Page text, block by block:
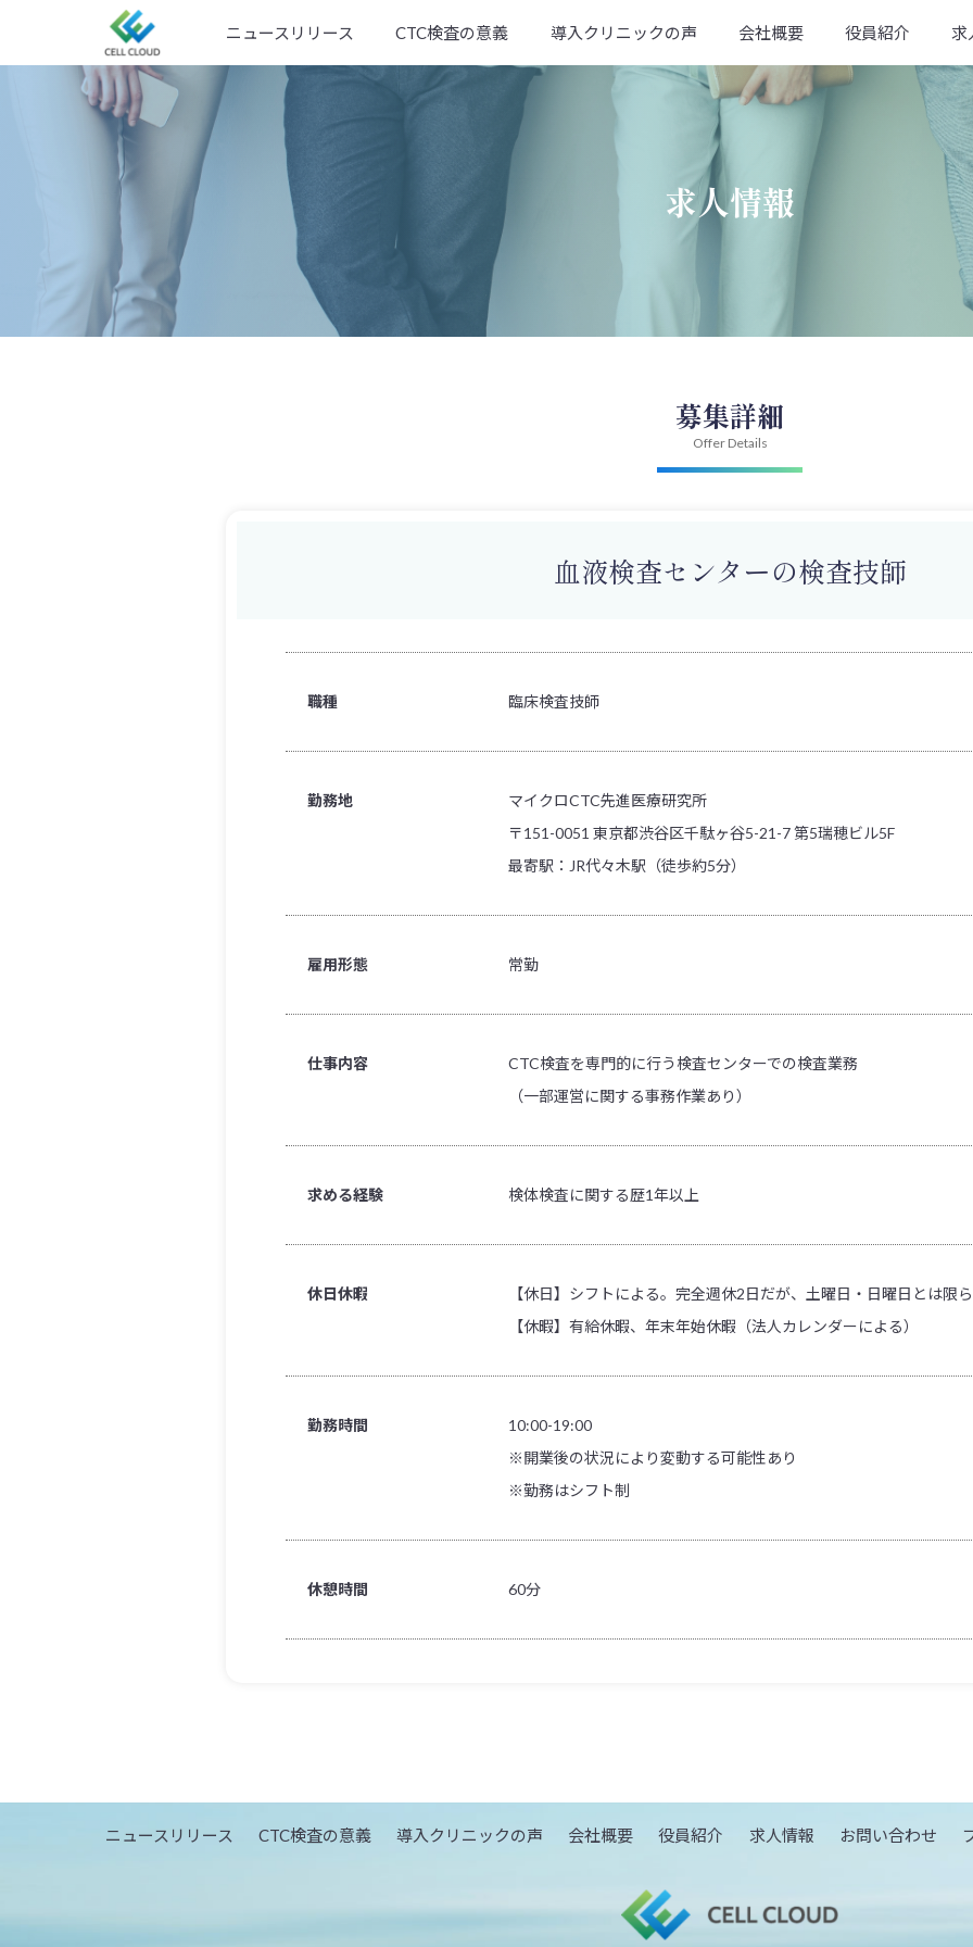
ニュースリリース CTC検査の意義 導入クリニックの声 会社概要 役員紹介 求
求人情報
募集詳細
Offer Details
血液検査センターの検査技師
職種 臨床検査技師
勤務地
マイクロCTC先進医療研究所
〒151-0051 東京都渋谷区千駄ヶ谷5-21-7 第5瑞穂ビル5F
最寄駅：JR代々木駅（徒歩約5分）
雇用形態 常勤
仕事内容 CTC検査を専門的に行う 検査センターでの検査業務
（一部運営に関する事務作業あり）
求める経験 検体検査に関する歴1年以上
休日休暇
【休日】シフトによる。完全週休2日だが、土曜日・日曜日とは限
【休暇】有給休暇、年末年始休暇 （法人カレンダーによる）
勤務時間
10:00-19:00
※開業後の状況により変動する可能性あり
※勤務はシフト制
休憩時間 60分
ニュースリリース CTC検査の意義 導入クリニックの声 会社概要 役員紹介 求人情報 お問い合わせ